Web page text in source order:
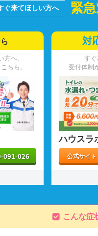
緊
方へ。
ちら。
091-026
対
すぐ
受付体制
ハウスラ
公式サイト
こんな症